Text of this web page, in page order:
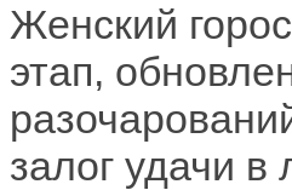
Женский
этап,
залог удачи в